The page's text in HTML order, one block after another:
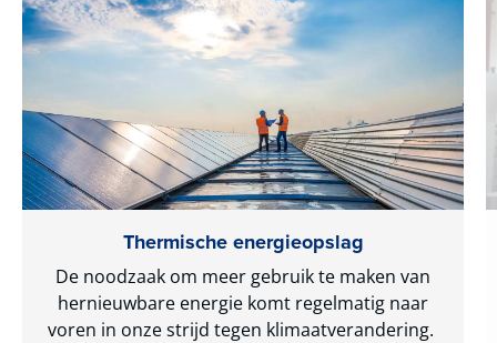
Thermische energieopslag
De noodzaak om meer gebruik te maken van
hernieuwbare energie komt regelmatig naar
voren in onze strijd tegen klimaatverandering.